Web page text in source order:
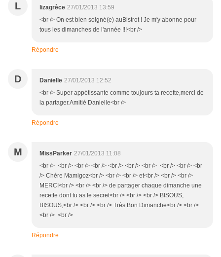
L lizagrèce 27/01/2013 13:59
<br /> On est bien soigné(e) auBistrot ! Je m'y abonne pour
tous les dimanches de l'année !!!<br />
Répondre
D Danielle 27/01/2013 12:52
<br /> Super appétissante comme toujours ta recette,merci de
la partager.Amitié Danielle<br />
Répondre
M MissParker 27/01/2013 11:08
<br /> <br /> <br /> <br /> <br /> <br /> <br /> <br /> <br /> <br
/> Chère Mamigoz<br /> <br /> <br /> et<br /> <br /> <br />
MERCI<br /> <br /> <br /> de partager chaque dimanche une
recette dont tu as le secret<br /> <br /> <br /> BISOUS,
BISOUS,<br /> <br /> <br /> Très Bon Dimanche<br /> <br />
<br /> <br />
Répondre